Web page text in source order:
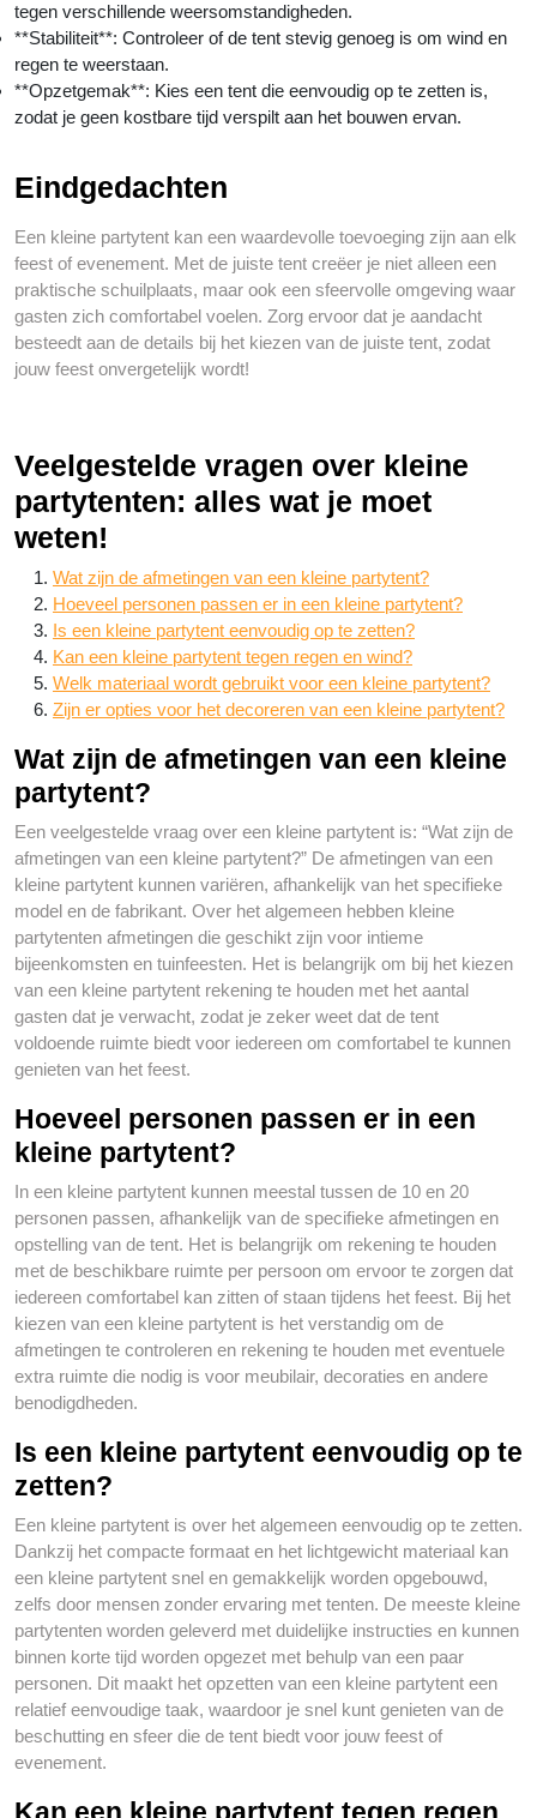
tegen verschillende weersomstandigheden.
**Stabiliteit**: Controleer of de tent stevig genoeg is om wind en
regen te weerstaan.
**Opzetgemak**: Kies een tent die eenvoudig op te zetten is,
zodat je geen kostbare tijd verspilt aan het bouwen ervan.
Eindgedachten
Een kleine partytent kan een waardevolle toevoeging zijn aan elk
feest of evenement. Met de juiste tent creëer je niet alleen een
praktische schuilplaats, maar ook een sfeervolle omgeving waar
gasten zich comfortabel voelen. Zorg ervoor dat je aandacht
besteedt aan de details bij het kiezen van de juiste tent, zodat
jouw feest onvergetelijk wordt!
Veelgestelde vragen over kleine
partytenten: alles wat je moet
weten!
Wat zijn de afmetingen van een kleine partytent?
Hoeveel personen passen er in een kleine partytent?
Is een kleine partytent eenvoudig op te zetten?
Kan een kleine partytent tegen regen en wind?
Welk materiaal wordt gebruikt voor een kleine partytent?
Zijn er opties voor het decoreren van een kleine partytent?
Wat zijn de afmetingen van een kleine
partytent?
Een veelgestelde vraag over een kleine partytent is: “Wat zijn de
afmetingen van een kleine partytent?” De afmetingen van een
kleine partytent kunnen variëren, afhankelijk van het specifieke
model en de fabrikant. Over het algemeen hebben kleine
partytenten afmetingen die geschikt zijn voor intieme
bijeenkomsten en tuinfeesten. Het is belangrijk om bij het kiezen
van een kleine partytent rekening te houden met het aantal
gasten dat je verwacht, zodat je zeker weet dat de tent
voldoende ruimte biedt voor iedereen om comfortabel te kunnen
genieten van het feest.
Hoeveel personen passen er in een
kleine partytent?
In een kleine partytent kunnen meestal tussen de 10 en 20
personen passen, afhankelijk van de specifieke afmetingen en
opstelling van de tent. Het is belangrijk om rekening te houden
met de beschikbare ruimte per persoon om ervoor te zorgen dat
iedereen comfortabel kan zitten of staan tijdens het feest. Bij het
kiezen van een kleine partytent is het verstandig om de
afmetingen te controleren en rekening te houden met eventuele
extra ruimte die nodig is voor meubilair, decoraties en andere
benodigdheden.
Is een kleine partytent eenvoudig op te
zetten?
Een kleine partytent is over het algemeen eenvoudig op te zetten.
Dankzij het compacte formaat en het lichtgewicht materiaal kan
een kleine partytent snel en gemakkelijk worden opgebouwd,
zelfs door mensen zonder ervaring met tenten. De meeste kleine
partytenten worden geleverd met duidelijke instructies en kunnen
binnen korte tijd worden opgezet met behulp van een paar
personen. Dit maakt het opzetten van een kleine partytent een
relatief eenvoudige taak, waardoor je snel kunt genieten van de
beschutting en sfeer die de tent biedt voor jouw feest of
evenement.